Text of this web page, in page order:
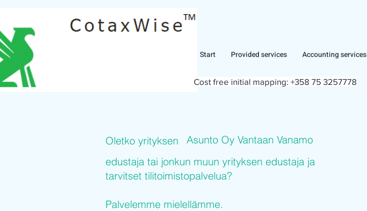
Start Provided services Accounting services
Cost free initial mapping: +358 75 3257778
Asunto Oy Vantaan Vanamo
Oletko yrityksen
edustaja tai jonkun muun yrityksen edustaja ja
tarvitset tilitoimistopalvelua?
Palvelemme mielellämme.